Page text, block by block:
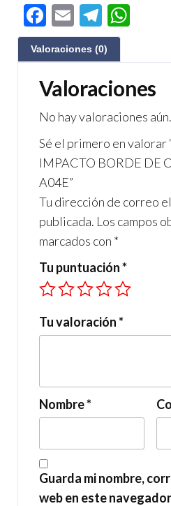
F
ac
e
b
o
o
k
E
m
ail
Te
le
gr
a
m
s
A
p
p
Valoraciones (0)
Valoraciones
No hay valoraciones aún.
Sé el primero en valorar
IMPACTO BORDE DE
A04E”
Tu dirección de correo
publicada. Los campos
marcados con *
Tu puntuación*
Tu valoración*
Nombre*
Guarda mi nombre,
web en este